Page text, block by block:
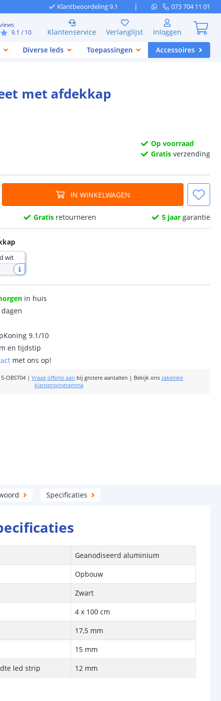
Klantbeoordeling 9.1 073 704 11 01
9.1 / 10 Klantenservice Verlanglijst
Inloggen
Diverse leds
Toepassingen Accessoires
met afdekkap
Op voorraad
Gratis verzending
IN WINKELWAGEN
Gratis retourneren 5 jaargarantie
wit
in huis
9.1/10
en tijdstip
met ons op!
OBST04 |Vraag offerte aan bij grotere aantallen | Bekijk ons zakelijke
klantenprogramma
Specificaties
Geanodiseerd aluminium
Opbouw
Zwart
4 x 100 cm
17,5 mm
15 mm
led strip
12 mm